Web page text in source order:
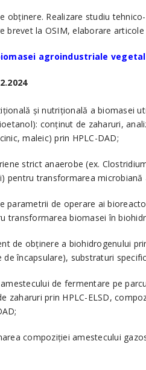
obținere. Realizare studiu
brevet la OSIM, elaborare
agroindustriale
și nutrițională a biomasei
conținut de zaharuri,
maleic) prin HPLC-DAD;
strict anaerobe (ex.
pentru transformarea
parametrii de operare ai
transformarea biomasei în
de obținere a biohidrogenului
încapsulare), substraturi
de fermentare pe
zaharuri prin HPLC-ELSD,
compoziției amestecului